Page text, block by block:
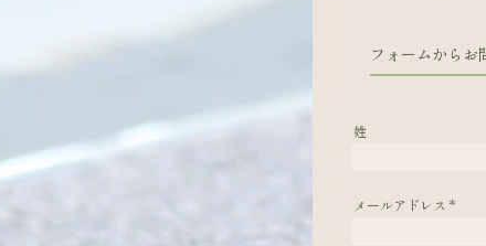
フォームからお
姓
メールアドレス